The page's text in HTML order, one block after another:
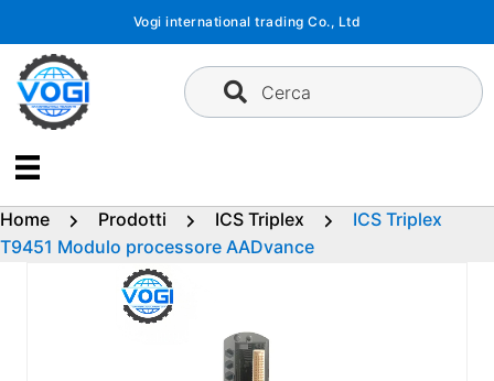
contenuto
Vogi international trading Co., Ltd
Cerca
Home Prodotti ICS Triplex
ICS Triplex
T9451 Modulo processore AADvance